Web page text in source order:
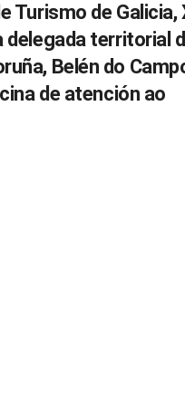
Turismo de Galicia,
delegada territorial
Belén do
de atención ao